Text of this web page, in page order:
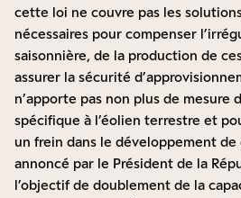
cette loi ne couvre pas les
nécessaires pour compenser
saisonnière, de la production de
assurer la sécurité
n’apporte pas non plus de mesure
spécifique à l’éolien terrestre et
un frein dans le développement
annoncé par le Président de la
l’objectif de doublement de la